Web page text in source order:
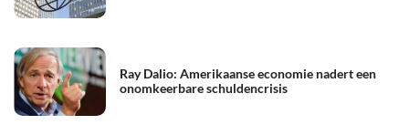
Ray Dalio: Amerikaanse economie nadert een
onomkeerbare schuldencrisis